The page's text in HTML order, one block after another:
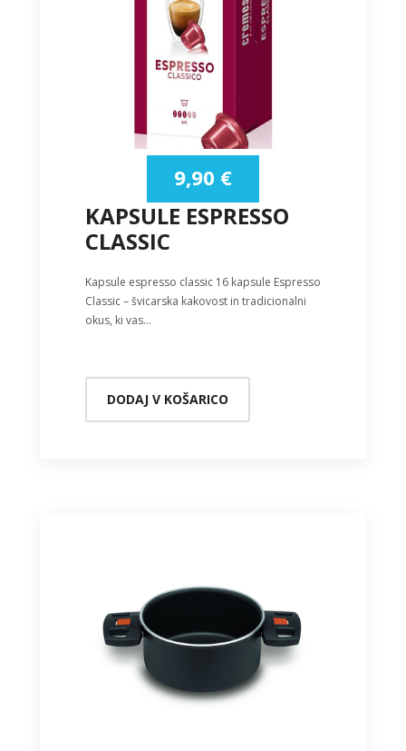
KAPSULE ESPRESSO
CLASSIC
9,90 €
Kapsule espresso classic 16 kapsule Espresso
Classic – švicarska kakovost in tradicionalni
okus, ki vas…
DODAJ V KOŠARICO